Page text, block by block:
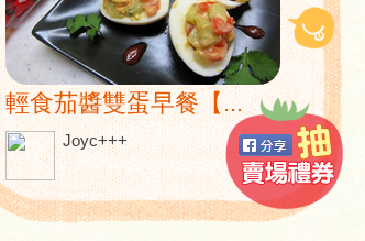
輕食茄醬雙蛋早餐【...
Joyc+++